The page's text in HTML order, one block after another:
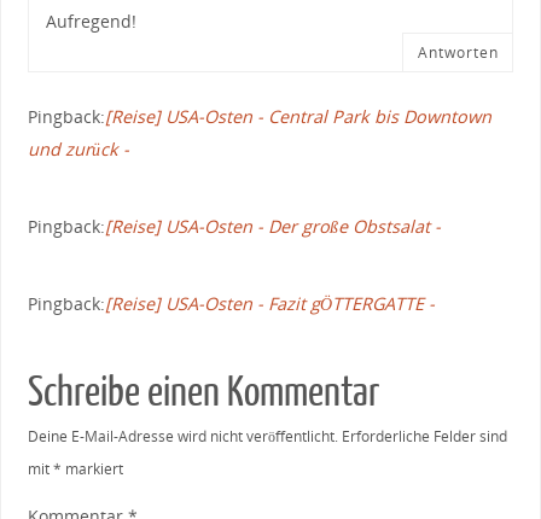
Aufregend!
Antworten
Pingback:[Reise] USA-Osten - Central Park bis Downtown
und zurück -
Pingback:[Reise] USA-Osten - Der große Obstsalat -
Pingback:[Reise] USA-Osten - Fazit gÖTTERGATTE -
Schreibe einen Kommentar
Deine E-Mail-Adresse wird nicht veröffentlicht. Erforderliche Felder sind
mit* markiert